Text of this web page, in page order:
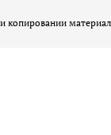
копировании